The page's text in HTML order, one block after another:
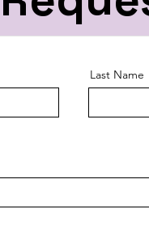
Last Name